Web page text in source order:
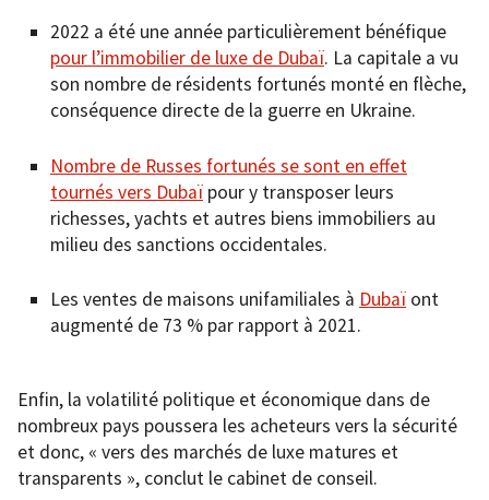
2022 a été une année particulièrement bénéfique
pour l’immobilier de luxe de Dubaï. La capitale a vu
son nombre de résidents fortunés monté en flèche,
conséquence directe de la guerre en Ukraine.
Nombre de Russes fortunés se sont en effet
tournés vers Dubaï pour y transposer leurs
richesses, yachts et autres biens immobiliers au
milieu des sanctions occidentales.
Les ventes de maisons unifamiliales à Dubaï ont
augmenté de 73 % par rapport à 2021.
Enfin, la volatilité politique et économique dans de
nombreux pays poussera les acheteurs vers la sécurité
et donc, « vers des marchés de luxe matures et
transparents », conclut le cabinet de conseil.